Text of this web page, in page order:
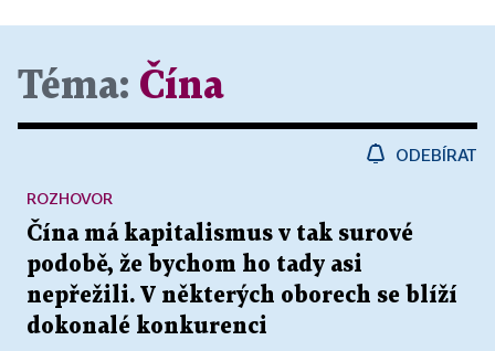
Téma: Čína
ODEBÍRAT
Čína má kapitalismus v tak surové
podobě, že bychom ho tady asi
nepřežili. V některých oborech se blíží
dokonalé konkurenci
ROZHOVOR